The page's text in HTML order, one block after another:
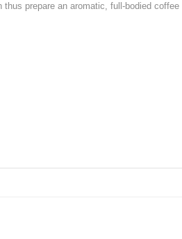
prepare an aromatic, full-bodied